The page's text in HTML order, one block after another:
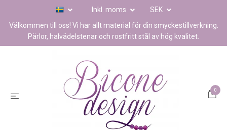
Inkl. moms
SEK
Välkommen till oss! Vi har allt material för din smyckestillverkning.
Pärlor, halvädelstenar och rostfritt stål av hög kvalitet.
0